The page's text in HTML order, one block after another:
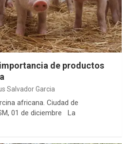
de productos
Salvador Garcia
africana. Ciudad de
01 de diciembre La